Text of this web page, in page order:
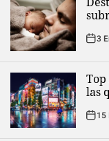
3
Top
las
15